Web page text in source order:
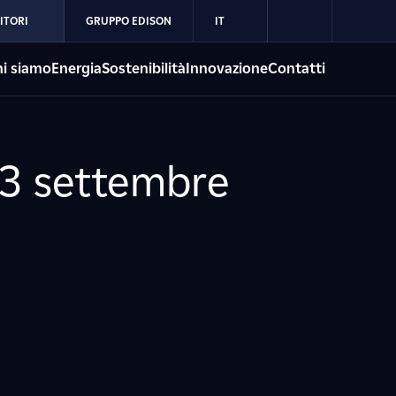
GRUPPO EDISON IT
siamoEnergiaSostenibilitàInnovazioneContatti
settembre